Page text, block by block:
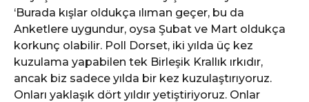
‘Burada kışlar oldukça ılıman geçer, bu da
Anketlere uygundur, oysa Şubat ve Mart oldukça
korkunç olabilir. Poll Dorset, iki yılda üç kez
kuzulama yapabilen tek Birleşik Krallık ırkıdır,
ancak biz sadece yılda bir kez kuzulaştırıyoruz.
Onları yaklaşık dört yıldır yetiştiriyoruz. Onlar